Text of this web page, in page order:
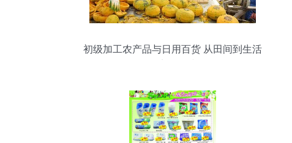
初级加工农产品与日用百货 从田间到生活